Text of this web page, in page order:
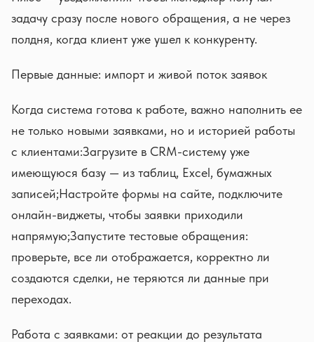
задачу сразу после нового обращения, а не через
полдня, когда клиент уже ушел к конкуренту.
Первые данные: импорт и живой поток заявок
Когда система готова к работе, важно наполнить ее
не только новыми заявками, но и историей работы
с клиентами:Загрузите в CRM-систему уже
имеющуюся базу — из таблиц, Excel, бумажных
записей;Настройте формы на сайте, подключите
онлайн-виджеты, чтобы заявки приходили
напрямую;Запустите тестовые обращения:
проверьте, все ли отображается, корректно ли
создаются сделки, не теряются ли данные при
переходах.
Работа с заявками: от реакции до результата